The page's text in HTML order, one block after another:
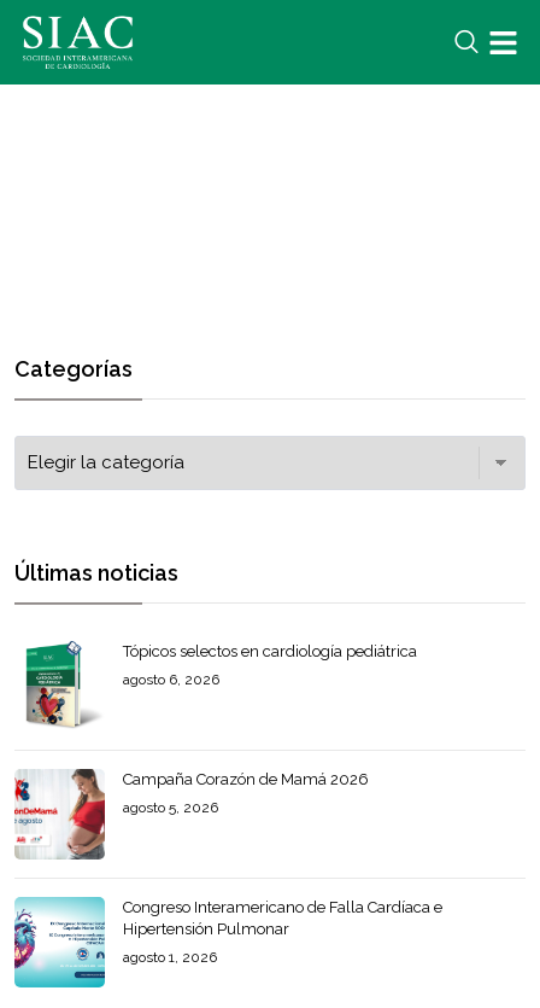
Categorías
Últimas noticias
Tópicos selectos en cardiología pediátrica
agosto 6, 2026
Campaña Corazón de Mamá 2026
agosto 5, 2026
Congreso Interamericano de Falla Cardíaca e
Hipertensión Pulmonar
agosto 1, 2026